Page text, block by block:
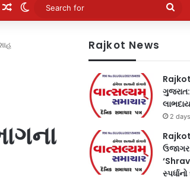
Random Article
Switch skin
Rajkot News
2
ઉજાગર